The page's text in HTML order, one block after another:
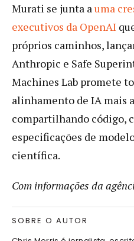
Murati se junta auma
executivos da OpenAI
próprios caminhos,
Anthropic e Safe
Machines Lab promete
alinhamento de IA mais
compartilhando código,
especificações de
científica.
Com informações da
SOBRE O AUTOR